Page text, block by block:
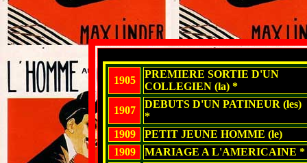
1905
PREMIERE SORTIE D'UN
COLLEGIEN (la) *
1907
DEBUTS D'UN PATINEUR (les)
*
1909
PETIT JEUNE HOMME (le)
1909
MARIAGE A L'AMERICAINE *